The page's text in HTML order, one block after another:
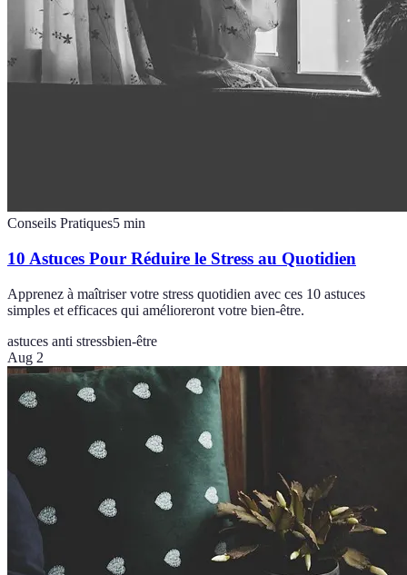
Conseils Pratiques5 min
10 Astuces Pour Réduire le Stress au Quotidien
Apprenez à maîtriser votre stress quotidien avec ces 10 astuces
simples et efficaces qui amélioreront votre bien-être.
astuces anti stressbien-être
Aug 2